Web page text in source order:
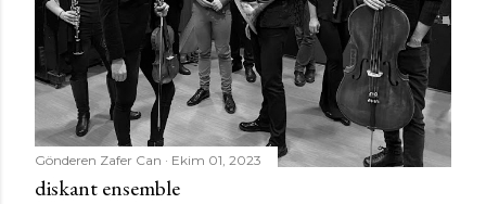
Gönderen Zafer Can Ekim 01, 2023
diskant ensemble